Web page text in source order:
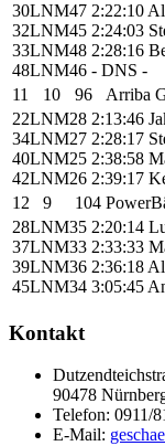
30LNM47 2:22:10
32LNM45 2:24:03
33LNM48 2:28:16
48LNM46 - DNS -
11
10 96
Arriba
22LNM28 2:13:46
34LNM27 2:28:17
40LNM25 2:38:58
42LNM26 2:39:17
12
9 104
28LNM35 2:20:14
37LNM33 2:33:33
39LNM36 2:36:18
45LNM34 3:05:45
Kontakt
90478
Telefon: 0911/
E-Mail: